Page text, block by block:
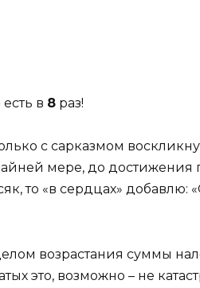
в 8 раз!
с сарказмом
мере, до достижения
то «в сердцах» добавлю:
возрастания суммы
это, возможно – не